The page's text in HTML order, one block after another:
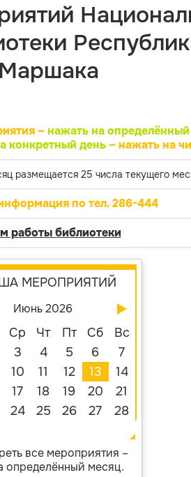
– нажать на
конкретный день –нажать на
размещается 25 числа текущего
по тел. 286-444
работы библиотеки
МЕРОПРИЯТИЙ
Июнь 2026
Ср Чт Пт Сб
Вс
3 4 5 6
7
10 11 12 13
14
17 18 19 20
21
24 25 26 27
28
все мероприятия –
определённый месяц.